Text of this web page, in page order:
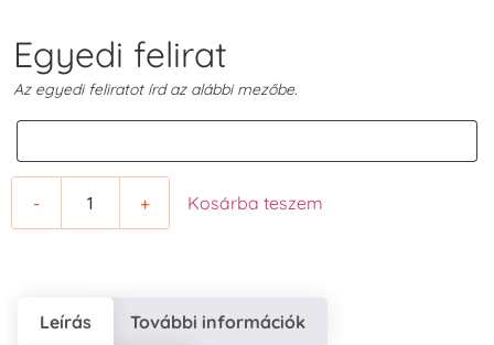
Egyedi felirat
Az egyedi feliratot írd az alábbi mezőbe.
- + Kosárba teszem
Leírás További információk